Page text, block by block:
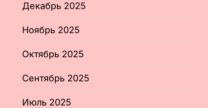
Декабрь 2025
Ноябрь 2025
Октябрь 2025
Сентябрь 2025
Июль 2025